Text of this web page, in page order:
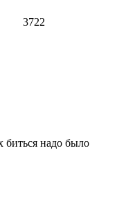
3722
биться надо было